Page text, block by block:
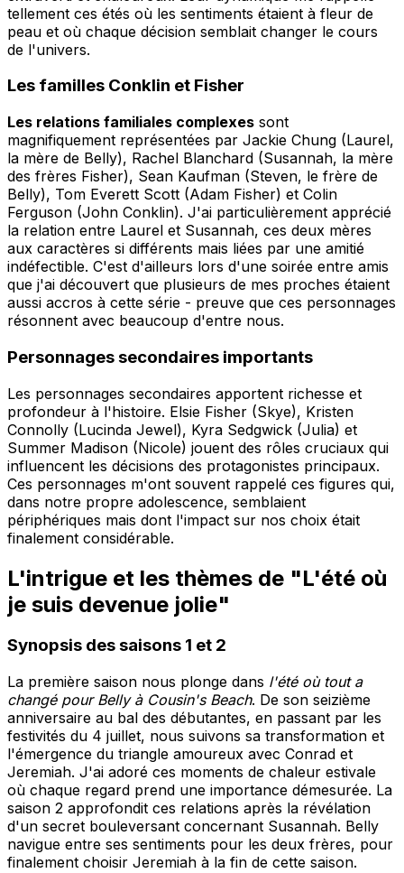
tellement ces étés où les sentiments étaient à fleur de
peau et où chaque décision semblait changer le cours
de l'univers.
Les familles Conklin et Fisher
Les relations familiales complexes sont
magnifiquement représentées par Jackie Chung (Laurel,
la mère de Belly), Rachel Blanchard (Susannah, la mère
des frères Fisher), Sean Kaufman (Steven, le frère de
Belly), Tom Everett Scott (Adam Fisher) et Colin
Ferguson (John Conklin). J'ai particulièrement apprécié
la relation entre Laurel et Susannah, ces deux mères
aux caractères si différents mais liées par une amitié
indéfectible. C'est d'ailleurs lors d'une soirée entre amis
que j'ai découvert que plusieurs de mes proches étaient
aussi accros à cette série - preuve que ces personnages
résonnent avec beaucoup d'entre nous.
Personnages secondaires importants
Les personnages secondaires apportent richesse et
profondeur à l'histoire. Elsie Fisher (Skye), Kristen
Connolly (Lucinda Jewel), Kyra Sedgwick (Julia) et
Summer Madison (Nicole) jouent des rôles cruciaux qui
influencent les décisions des protagonistes principaux.
Ces personnages m'ont souvent rappelé ces figures qui,
dans notre propre adolescence, semblaient
périphériques mais dont l'impact sur nos choix était
finalement considérable.
L'intrigue et les thèmes de "L'été où
je suis devenue jolie"
Synopsis des saisons 1 et 2
La première saison nous plonge dans l'été où tout a
changé pour Belly à Cousin's Beach. De son seizième
anniversaire au bal des débutantes, en passant par les
festivités du 4 juillet, nous suivons sa transformation et
l'émergence du triangle amoureux avec Conrad et
Jeremiah. J'ai adoré ces moments de chaleur estivale
où chaque regard prend une importance démesurée. La
saison 2 approfondit ces relations après la révélation
d'un secret bouleversant concernant Susannah. Belly
navigue entre ses sentiments pour les deux frères, pour
finalement choisir Jeremiah à la fin de cette saison.